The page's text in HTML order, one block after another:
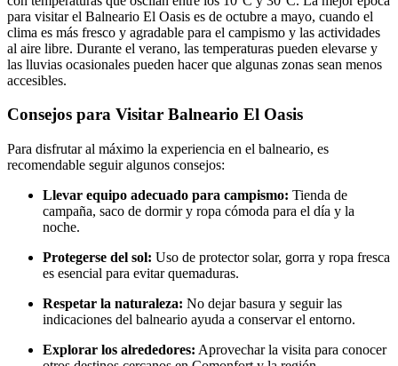
para visitar el Balneario El Oasis es de octubre a mayo, cuando el
clima es más fresco y agradable para el campismo y las actividades
al aire libre. Durante el verano, las temperaturas pueden elevarse y
las lluvias ocasionales pueden hacer que algunas zonas sean menos
accesibles.
Consejos para Visitar Balneario El Oasis
Para disfrutar al máximo la experiencia en el balneario, es
recomendable seguir algunos consejos:
Llevar equipo adecuado para campismo: Tienda de
campaña, saco de dormir y ropa cómoda para el día y la
noche.
Protegerse del sol: Uso de protector solar, gorra y ropa fresca
es esencial para evitar quemaduras.
Respetar la naturaleza: No dejar basura y seguir las
indicaciones del balneario ayuda a conservar el entorno.
Explorar los alrededores: Aprovechar la visita para conocer